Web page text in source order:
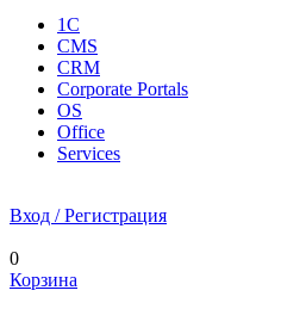
1С
CMS
CRM
Corporate Portals
OS
Office
Services
Вход / Регистрация
0
Корзина